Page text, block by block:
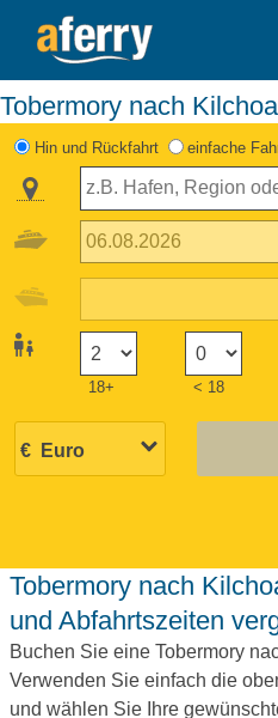
Tobermory nach
Hin und Rückfahrt einfache
18+ < 18
Tobermory nach Kilchoan. Fähren, Preise
und Abfahrtszeiten
Buchen Sie eine Tobermory
Verwenden Sie einfach die
und wählen Sie Ihre